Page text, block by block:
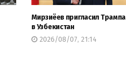
Мирзиёев пригласил Трампа
в Узбекистан
2026/08/07, 21:14